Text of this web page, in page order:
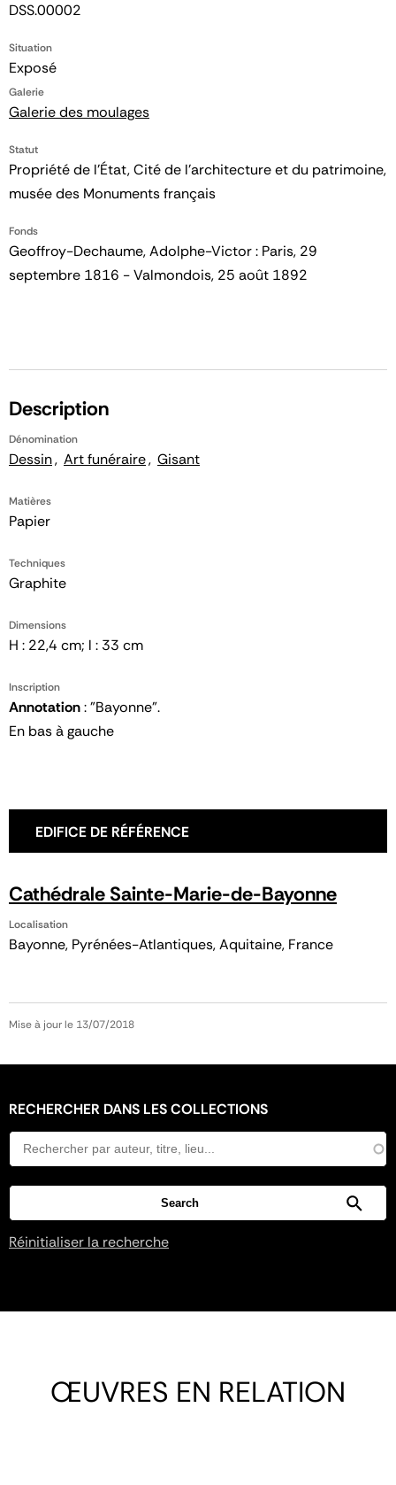
DSS.00002
Situation
Exposé
Galerie
Galerie des moulages
Statut
Propriété de l’État, Cité de l’architecture et du patrimoine,
musée des Monuments français
Fonds
Geoffroy-Dechaume, Adolphe-Victor : Paris, 29
septembre 1816 - Valmondois, 25 août 1892
Description
Dénomination
Dessin Art funéraire Gisant
Matières
Papier
Techniques
Graphite
Dimensions
H : 22,4 cm; l : 33 cm
Inscription
Annotation: "Bayonne".
En bas à gauche
EDIFICE DE RÉFÉRENCE
Cathédrale Sainte-Marie-de-Bayonne
Localisation
Bayonne, Pyrénées-Atlantiques, Aquitaine, France
Mise à jour le 13/07/2018
RECHERCHER DANS LES COLLECTIONS
Réinitialiser la recherche
ŒUVRES EN RELATION